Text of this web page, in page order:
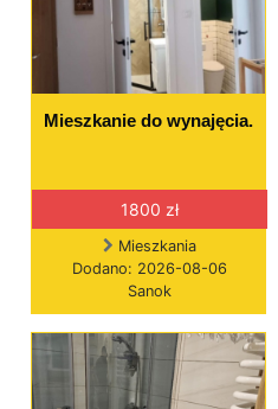
Mieszkanie do wynajęcia.
1800 zł
Mieszkania
Dodano: 2026-08-06
Sanok